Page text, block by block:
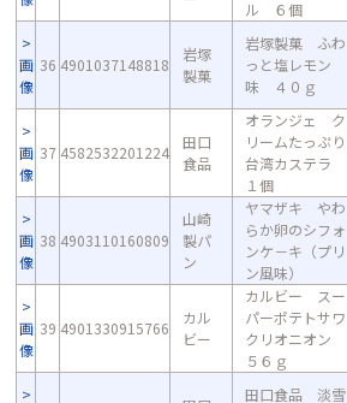
ル ６個
画
像
36 4901037148818
岩塚
製菓
岩塚製菓 ふわ
っと塩レモン
味 ４０ｇ
画
像
37 4582532201224
田口
食品
オランジェ ク
リームたっぷり
台湾カステラ
１個
画
像
38 4903110160809
山崎
製パ
ン
ヤマザキ やわ
らか卵のシフォ
ンケ－キ（プリ
ン風味）
画
像
39 4901330915766
カル
ビー
カルビー スー
パーポテトサワ
クリオニオン
５６ｇ
田口食品 淡雪